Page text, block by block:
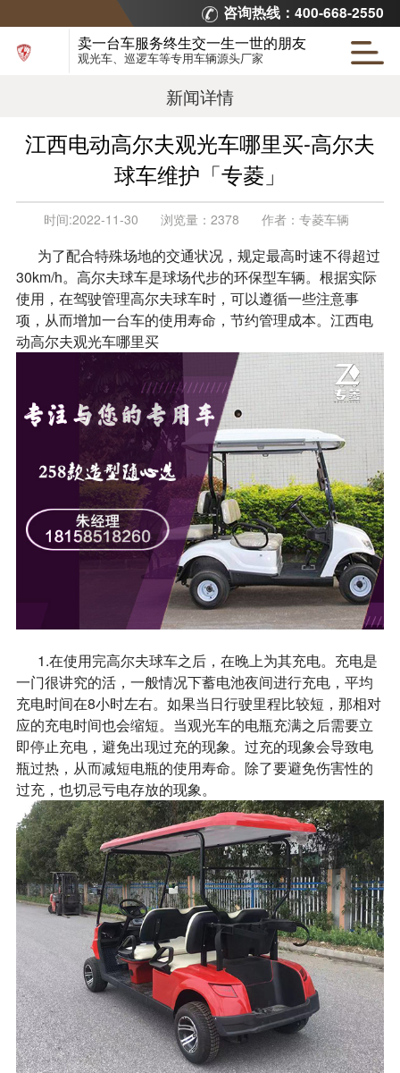
咨询热线：400-668-2550
卖一台车服务终生交一生一世的朋友
观光车、巡逻车等专用车辆源头厂家
新闻详情
江西电动高尔夫观光车哪里买-高尔夫
球车维护「专菱」
时间:2022-11-30 浏览量： 2378 作者： 专菱车辆
为了配合特殊场地的交通状况，规定最高时速不得超过
30km/h。高尔夫球车是球场代步的环保型车辆。根据实际
使用，在驾驶管理高尔夫球车时，可以遵循一些注意事
项，从而增加一台车的使用寿命，节约管理成本。江西电
动高尔夫观光车哪里买
1.在使用完高尔夫球车之后，在晚上为其充电。充电是
一门很讲究的活，一般情况下蓄电池夜间进行充电，平均
充电时间在8小时左右。如果当日行驶里程比较短，那相对
应的充电时间也会缩短。当观光车的电瓶充满之后需要立
即停止充电，避免出现过充的现象。过充的现象会导致电
瓶过热，从而减短电瓶的使用寿命。除了要避免伤害性的
过充，也切忌亏电存放的现象。